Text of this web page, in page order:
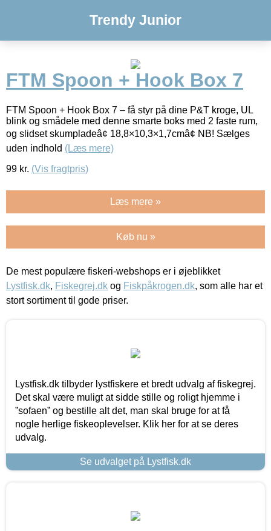
Trendy Junior
FTM Spoon + Hook Box 7
FTM Spoon + Hook Box 7 – få styr på dine P&T kroge, UL
blink og smådele med denne smarte boks med 2 faste rum,
og slidset skumpladeâ¢ 18,8×10,3×1,7cmâ¢ NB! Sælges
uden indhold (Læs mere)
99 kr. (Vis fragtpris)
Læs mere »
Køb nu »
De mest populære fiskeri-webshops er i øjeblikket
Lystfisk.dk, Fiskegrej.dk og Fiskpåkrogen.dk, som alle har et
stort sortiment til gode priser.
Lystfisk.dk tilbyder lystfiskere et bredt udvalg af fiskegrej.
Det skal være muligt at sidde stille og roligt hjemme i
”sofaen” og bestille alt det, man skal bruge for at få
nogle herlige fiskeoplevelser. Klik her for at se deres
udvalg.
Se udvalget på Lystfisk.dk